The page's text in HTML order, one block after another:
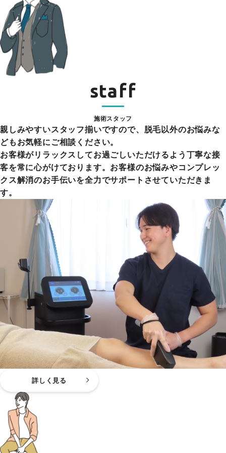
staff
施術スタッフ
親しみやすいスタッフ揃いですので、脱毛以外のお悩みな
どもお気軽にご相談ください。
お客様がリラックスしてお過ごしいただけるよう丁寧な接
客を常に心がけております。お客様のお悩みやコンプレッ
クス解消のお手伝いを全力でサポートさせていただきま
す。
詳しく見る